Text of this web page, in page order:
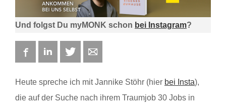
Und folgst Du myMONK schon bei Instagram?
FacebookLinkedIn Twitter
Heute spreche ich mit Jannike Stöhr (hier bei Insta),
die auf der Suche nach ihrem Traumjob 30 Jobs in